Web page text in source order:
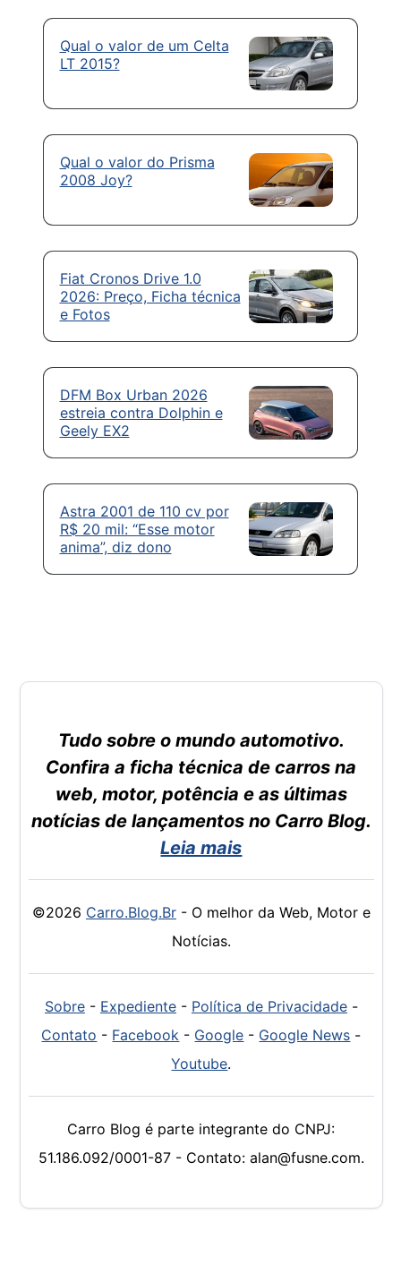
Qual o valor de um Celta
LT 2015?
Qual o valor do Prisma
2008 Joy?
Fiat Cronos Drive 1.0
2026: Preço, Ficha técnica
e Fotos
DFM Box Urban 2026
estreia contra Dolphin e
Geely EX2
Astra 2001 de 110 cv por
R$ 20 mil: “Esse motor
anima”, diz dono
Tudo sobre o mundo automotivo.
Confira a ficha técnica de carros na
web, motor, potência e as últimas
notícias de lançamentos no Carro Blog.
Leia mais
©2026 Carro.Blog.Br- O melhor da Web, Motor e
Notícias.
Sobre- Expediente- Política de Privacidade-
Contato - Facebook - Google - Google News -
Youtube.
Carro Blog é parte integrante do CNPJ:
51.186.092/0001-87 - Contato: alan@fusne.com.